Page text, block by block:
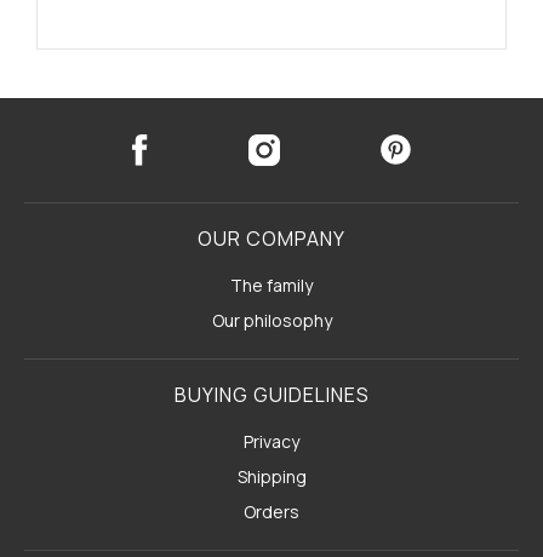
OUR COMPANY
The family
Our philosophy
BUYING GUIDELINES
Privacy
Shipping
Orders